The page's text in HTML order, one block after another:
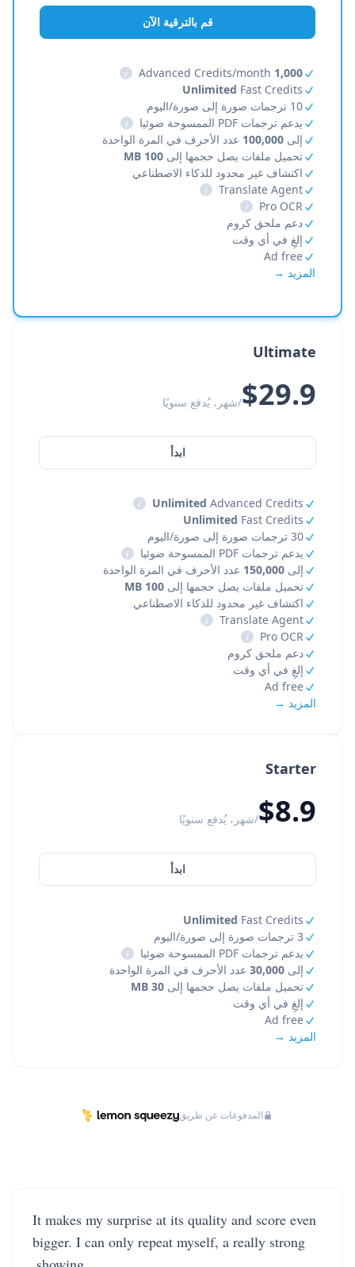
Starter
$8.9/شهر، يُدفع سنويًا
ابدأ
Unlimited Fast Credits
3 ترجمات صورة إلى صورة/اليوم
يدعم ترجمات PDF الممسوحة ضوئيا
i
إلى 30,000 عدد الأحرف في المرة الواحدة
تحميل ملفات يصل حجمها إلى 30 MB
إلغِ في أي وقت
Ad free
المزيد →
قم بالترقية الآن
1,000
i
Unlimited Fast Credits
10 ترجمات صورة إلى صورة/اليوم
يدعم ترجمات PDF الممسوحة ضوئيا
i
إلى 100,000 عدد الأحرف في المرة الواحدة
تحميل ملفات يصل حجمها إلى 100 MB
اكتشاف غير محدود للذكاء الاصطناعي
Translate Agent
i
Pro OCR
i
دعم ملحق كروم
إلغِ في أي وقت
Ad free
المزيد →
Ultimate
$29.9/شهر، يُدفع سنويًا
ابدأ
Unlimited Advanced Credits
i
Unlimited Fast Credits
30 ترجمات صورة إلى صورة/اليوم
يدعم ترجمات PDF الممسوحة ضوئيا
i
إلى 150,000 عدد الأحرف في المرة الواحدة
تحميل ملفات يصل حجمها إلى 100 MB
اكتشاف غير محدود للذكاء الاصطناعي
Translate Agent
i
Pro OCR
i
دعم ملحق كروم
إلغِ في أي وقت
Ad free
المزيد →
المدفوعات عن طريق
It makes my surprise at its quality and score even
bigger. I can only repeat myself, a really strong